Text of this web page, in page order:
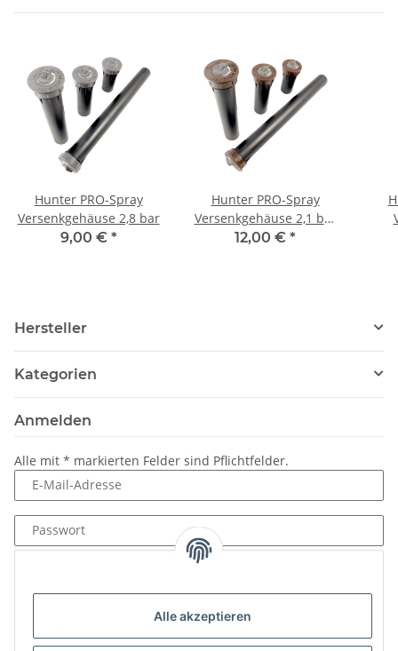
Alle akzeptieren
Hunter PRO-Spray
Versenkgehäuse 2,8 bar
9,00 € *
Hunter PRO-Spray
Versenkgehäuse 2,1 bar
mit Auslaufsperrventil
12,00 € *
Hersteller
Kategorien
Anmelden
Alle mit * markierten Felder sind Pflichtfelder.
E-Mail-Adresse
Passwort
Neu hier?Jetzt registrieren!